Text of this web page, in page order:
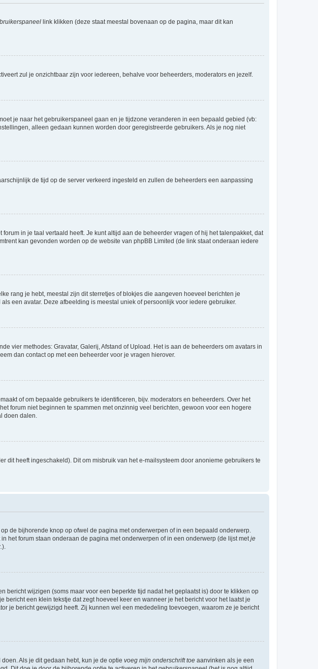
link klikken (deze staat meestal bovenaan op de pagina, maar dit kan
zul je onzichtbaar zijn voor iedereen, behalve voor beheerders, moderators en jezelf.
je naar het gebruikerspaneel gaan en je tijdzone veranderen in een bepaald gebied (vb:
alleen gedaan kunnen worden door geregistreerde gebruikers. Als je nog niet
de tijd op de server verkeerd ingesteld en zullen de beheerders een aanpassing
in je taal vertaald heeft. Je kunt altijd aan de beheerder vragen of hij het talenpakket, dat
kan gevonden worden op de website van phpBB Limited (de link staat onderaan iedere
rang je hebt, meestal zijn dit sterretjes of blokjes die aangeven hoeveel berichten je
een avatar. Deze afbeelding is meestal uniek of persoonlijk voor iedere gebruiker.
vier methodes: Gravatar, Galerij, Afstand of Upload. Het is aan de beheerders om avatars in
dan contact op met een beheerder voor je vragen hierover.
of om bepaalde gebruikers te identificeren, bijv. moderators en beheerders. Over het
forum niet beginnen te spammen met onzinnig veel berichten, gewoon voor een hogere
doen dalen.
heeft ingeschakeld). Dit om misbruik van het e-mailsysteem door anonieme gebruikers te
de bijhorende knop op ofwel de pagina met onderwerpen of in een bepaald onderwerp.
het forum staan onderaan de pagina met onderwerpen of in een onderwerp (de lijst met je
).
wijzigen (soms maar voor een beperkte tijd nadat het geplaatst is) door te klikken op
een klein tekstje dat zegt hoeveel keer en wanneer je het bericht voor het laatst je
je bericht gewijzigd heeft. Zij kunnen wel een mededeling toevoegen, waarom ze je bericht
Als je dit gedaan hebt, kun je de optie voeg mijn onderschrift toe aanvinken als je een